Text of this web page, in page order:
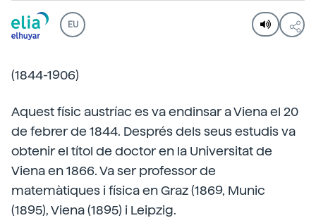
EU
(1844-1906)
Aquest físic austríac es va endinsar a Viena el 20
de febrer de 1844. Després dels seus estudis va
obtenir el títol de doctor en la Universitat de
Viena en 1866. Va ser professor de
matemàtiques i física en Graz (1869, Munic
(1895), Viena (1895) i Leipzig.